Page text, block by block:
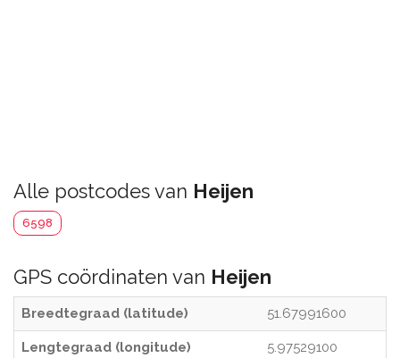
Alle postcodes van Heijen
6598
GPS coördinaten van Heijen
Breedtegraad (latitude) 51.67991600
Lengtegraad (longitude) 5.97529100